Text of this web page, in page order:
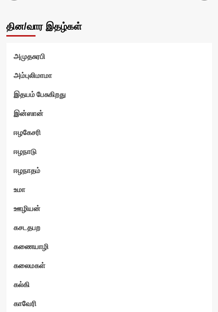
தின/வார இதழ்கள்
அமுதசுரபி
அம்புலிமாமா
இதயம் பேசுகிறது
இன்ஸான்
ஈழகேசரி
ஈழநாடு
ஈழநாதம்
உமா
ஊழியன்
கசடதபற
கணையாழி
கலைமகள்
கல்கி
காவேரி